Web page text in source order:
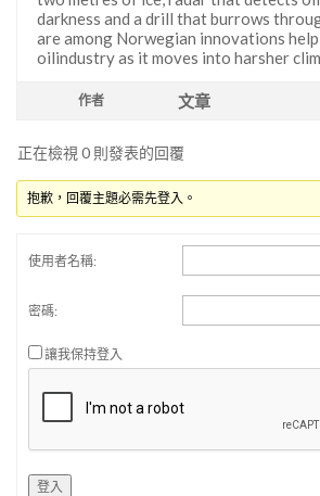
darkness and a drill that burrows
are among Norwegian innovations
oilindustry as it moves into harsher
作者 文章
正在檢視 0 則發表的回覆
抱歉，回覆主題必需先登入。
使用者名稱:
密碼:
讓我保持登入
登入